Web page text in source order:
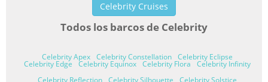
Celebrity Cruises
Todos los barcos de Celebrity
Celebrity Apex Celebrity Constellation Celebrity Eclipse
Celebrity Edge Celebrity Equinox Celebrity Flora
Celebrity Infinity
Celebrity Reflection
Celebrity Silhouette Celebrity Solstice